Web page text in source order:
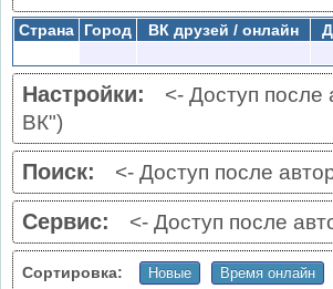
нужна авторизация?
Страна Город ВК друзей / онлайн
Настройки:
<- Доступ после
ВК")
Поиск: <- Доступ после
Сервис: <- Доступ после
Сортировка: